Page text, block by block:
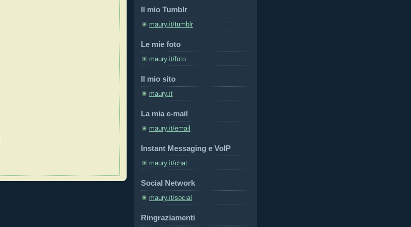
Il mio Tumblr
maury.it/tumblr
Le mie foto
maury.it/foto
Il mio sito
maury.it
La mia e-mail
maury.it/email
Instant Messaging e VoIP
maury.it/chat
Social Network
maury.it/social
Ringraziamenti